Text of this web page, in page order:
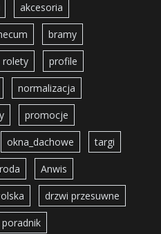
akcesoria
bramy
rolety profile
normalizacja
promocje
okna_dachowe targi
Anwis
drzwi przesuwne
poradnik